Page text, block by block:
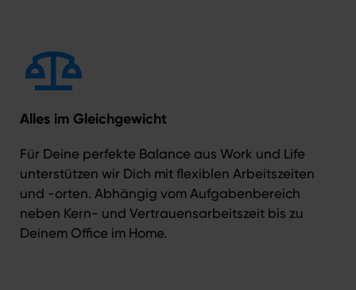
Alles im Gleichgewicht
Für Deine perfekte Balance aus Work und Life
unterstützen wir Dich mit flexiblen Arbeitszeiten
und -orten. Abhängig vom Aufgabenbereich
neben Kern- und Vertrauensarbeitszeit bis zu
Deinem Office im Home.